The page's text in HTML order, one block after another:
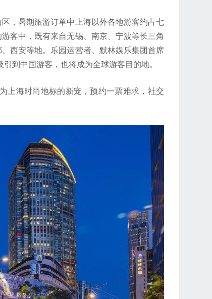
暑期旅游订单中上海以外各地游客约占七
客中，既有来自无锡、南京、宁波等长三角
西安等地。乐园运营者、默林娱乐集团首席
到中国游客，也将成为全球游客目的地。
海时尚地标的新宠，预约一票难求，社交